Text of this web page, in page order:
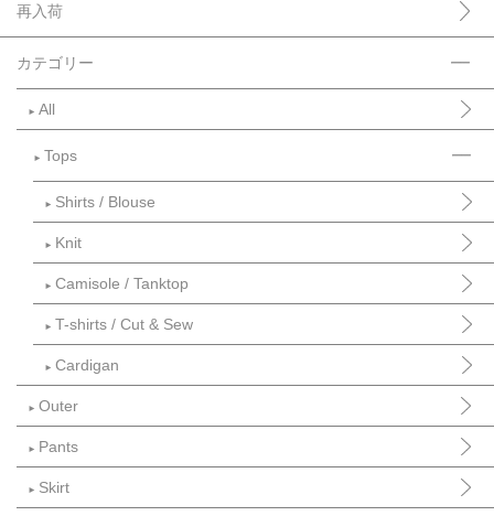
再入荷
カテゴリー
► All
► Tops
► Shirts / Blouse
► Knit
► Camisole / Tanktop
► T-shirts / Cut & Sew
► Cardigan
► Outer
► Pants
► Skirt